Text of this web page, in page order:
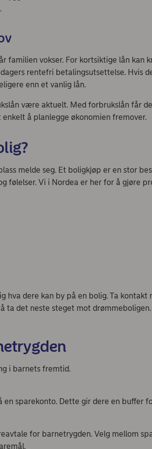
familien vokser. For kortsiktige lån kan
rentefri betalingsutsettelse. Hvis
enn et vanlig lån.
være aktuelt. Med forbrukslån får
å planlegge økonomien fremover.
melde seg. Et boligkjøp er en stor
følelser. Vi i Nordea er her for å gjøre
hva dere kan by på en bolig. Ta kontakt
ta det neste steget mot drømmeboligen.
i barnets fremtid.
sparekonto. Dette gir dere en buffer
for barnetrygden. Velg mellom